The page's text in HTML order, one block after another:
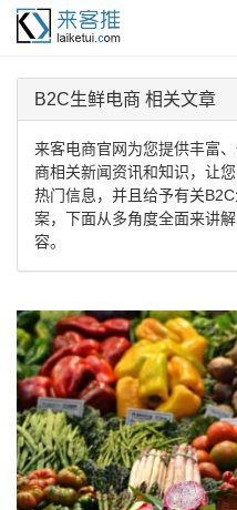
B2C生鲜电商 相关文章
来客电商官网为您提供丰富
商相关新闻资讯和知识，让
热门信息，并且给予有关
案，下面从多角度全面来讲
容。